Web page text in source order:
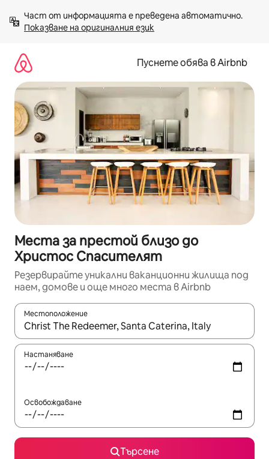
към
съдържанието
Показване на оригиналния език
Пуснете обява в Airbnb
Места за престой близо до
Христос Спасителят
Резервирайте уникални ваканционни жилища под
наем, домове и още много места в Airbnb
Местоположение
Когато резултатите се покажат, използвайте
Настаняване
Освобождаване
Търсене